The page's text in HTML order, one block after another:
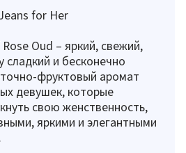
for Her
Oud – яркий, свежий,
сладкий и бесконечно
фруктовый аромат
девушек, которые
свою женственность,
яркими и элегантными